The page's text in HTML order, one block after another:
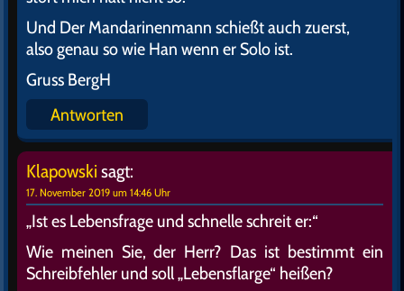
Und Der Mandarinenmann schießt auch zuerst,
also genau so wie Han wenn er Solo ist.
Gruss BergH
Antworten
Klapowski sagt:
17. November 2019 um 14:46 Uhr
„Ist es Lebensfrage und schnelle schreit er:“
Wie meinen Sie, der Herr? Das ist bestimmt ein
Schreibfehler und soll „Lebensflarge“ heißen?